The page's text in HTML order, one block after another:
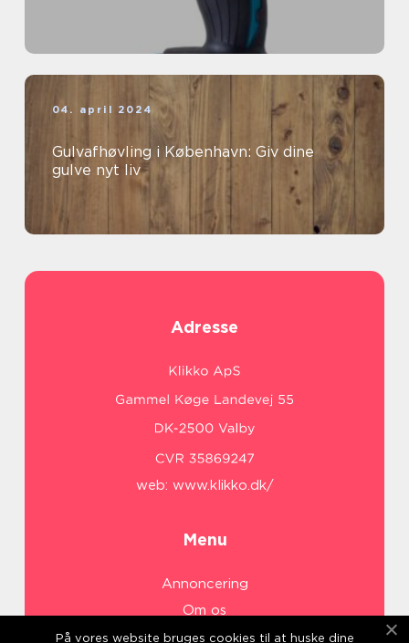
04. april 2024
Gulvafhøvling i København: Giv dine
gulve nyt liv
Adresse
web: www.klikko.dk/
Menu
Annoncering
Om os
Cookies
På vores website bruges cookies til at huske dine